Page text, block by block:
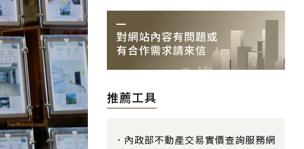
推薦工具
內政部不動產交易實價查詢服務網